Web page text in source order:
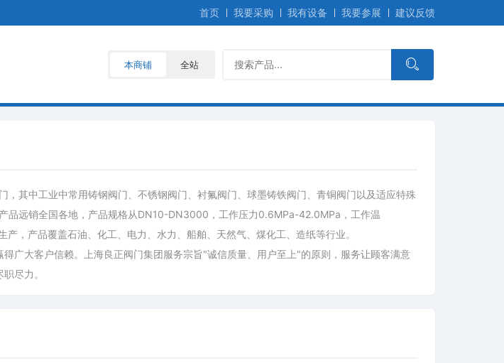
首页 我要采购 我有设备 我要参展 建议反馈
本商铺 全站
其中工业中常用铸钢阀门、不锈钢阀门、衬氟阀门、球墨铸铁阀门、青铜阀门以及适应特殊
品远销全国各地，产品规格从DN10-DN3000，工作压力0.6MPa-42.0MPa，工作温
产品覆盖石油、化工、电力、水力、船舶、天然气、煤化工、造纸等行业。
广大客户信赖。上海良正阀门集团服务宗旨"诚信质量、用户至上"的原则，服务让顾客满意
尽力。